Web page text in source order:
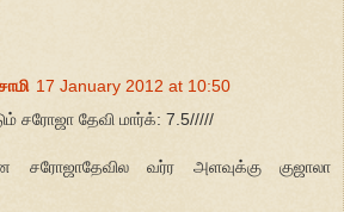
17 January 2012 at 10:50
சரோஜா தேவி மார்க்: 7.5/////
சரோஜாதேவில வர்ர அளவுக்கு குஜாலா